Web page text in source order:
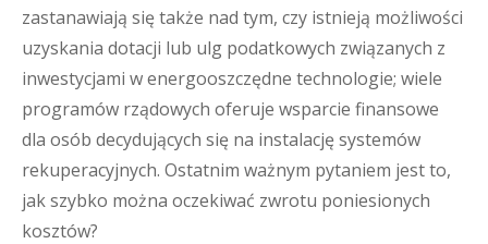
zastanawiają się także nad tym, czy istnieją możliwości
uzyskania dotacji lub ulg podatkowych związanych z
inwestycjami w energooszczędne technologie; wiele
programów rządowych oferuje wsparcie finansowe
dla osób decydujących się na instalację systemów
rekuperacyjnych. Ostatnim ważnym pytaniem jest to,
jak szybko można oczekiwać zwrotu poniesionych
kosztów?